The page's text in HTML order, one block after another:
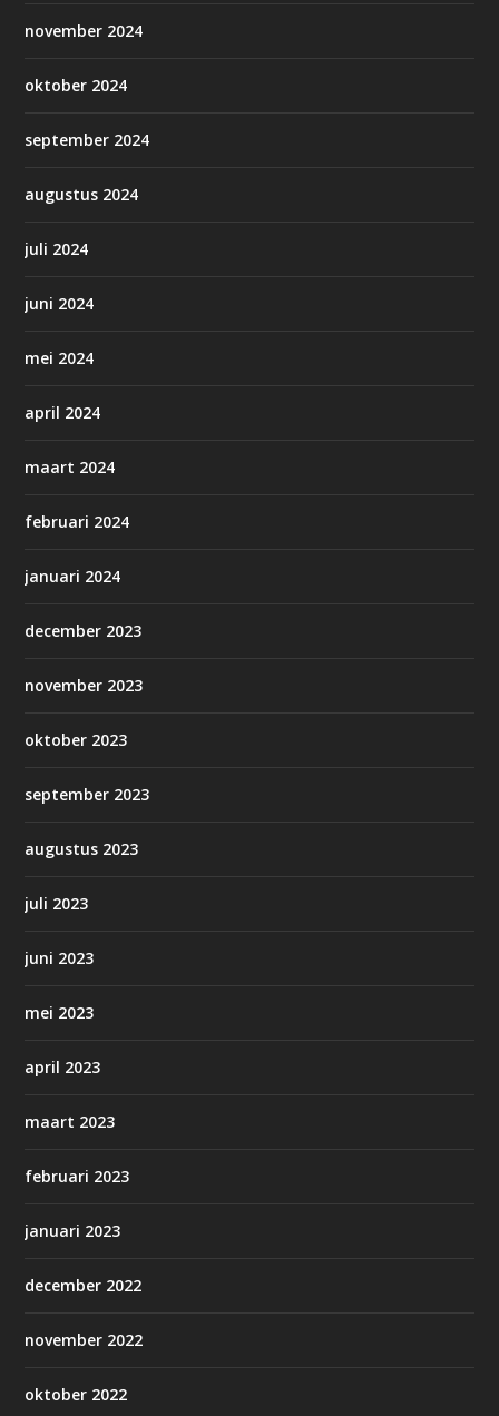
november 2024
oktober 2024
september 2024
augustus 2024
juli 2024
juni 2024
mei 2024
april 2024
maart 2024
februari 2024
januari 2024
december 2023
november 2023
oktober 2023
september 2023
augustus 2023
juli 2023
juni 2023
mei 2023
april 2023
maart 2023
februari 2023
januari 2023
december 2022
november 2022
oktober 2022